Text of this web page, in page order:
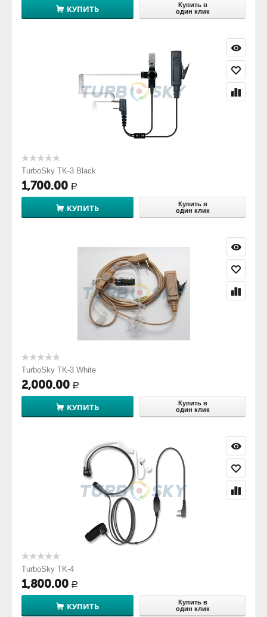
КУПИТЬ
Купить в
один клик
TurboSky TK-3 Black
1,700.00 Р
КУПИТЬ
Купить в
один клик
TurboSky TK-3 White
2,000.00 Р
КУПИТЬ
Купить в
один клик
TurboSky TK-4
1,800.00 Р
КУПИТЬ
Купить в
один клик